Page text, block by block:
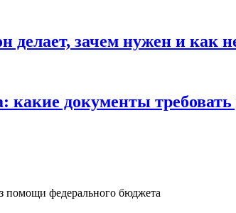
делает, зачем нужен и как
какие документы
помощи федерального бюджета